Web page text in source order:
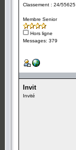
Classement : 24/55625
Membre Senior
Hors ligne
Messages: 379
Invit
Invité